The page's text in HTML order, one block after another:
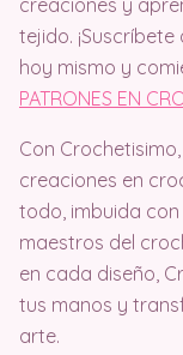
tejido.
hoy mismo y
PATRONES EN
Con
creaciones en
todo, imbuida
maestros del
en cada diseño,
tus manos y
arte.